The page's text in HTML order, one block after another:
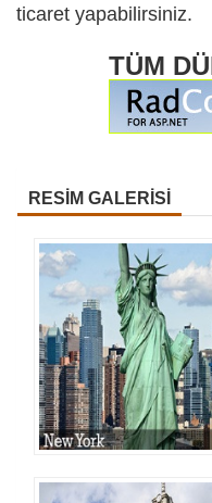
ticaret yapabilirsiniz.
TÜM
RESİM GALERİSİ